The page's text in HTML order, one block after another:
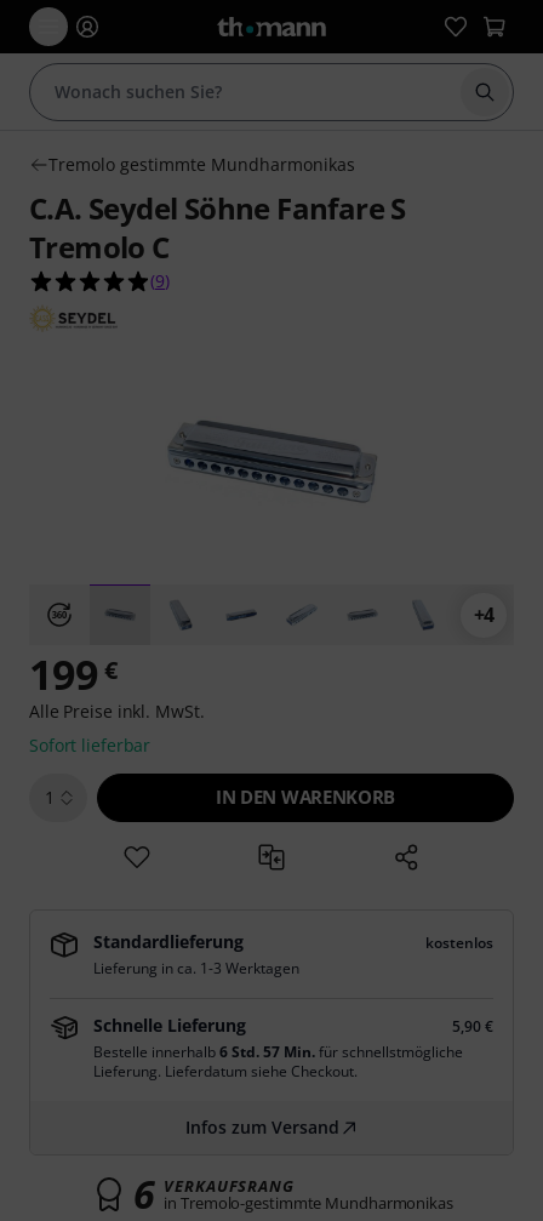
Suche
Tremolo gestimmte Mundharmonikas
C.A. Seydel Söhne Fanfare S
Tremolo C
4.9 von 5 Sternen aus 9 Kundenbewertungen
(9)
+4
199 €
Alle Preise inkl. MwSt.
Sofort lieferbar
1 IN DEN WARENKORB
Standardlieferung
kostenlos
Lieferung in ca. 1-3 Werktagen
Schnelle Lieferung
5,90 €
Bestelle innerhalb6 Std. 57 Min.für schnellstmögliche
Lieferung. Lieferdatum siehe Checkout.
Infos zum Versand
6 VERKAUFSRANG
in Tremolo-gestimmte Mundharmonikas